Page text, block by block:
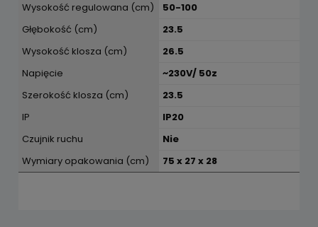
Wysokość regulowana (cm)
50-100
Głębokość (cm)
23.5
Wysokość klosza (cm)
26.5
Napięcie
~230V/ 50z
Szerokość klosza (cm)
23.5
IP
IP20
Czujnik ruchu
Nie
Wymiary opakowania (cm)
75 x 27 x 28